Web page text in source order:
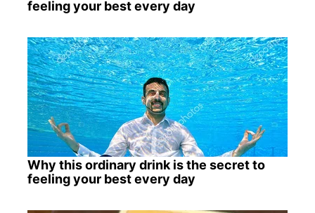
feeling your best every day
Why this ordinary drink is the secret to
feeling your best every day